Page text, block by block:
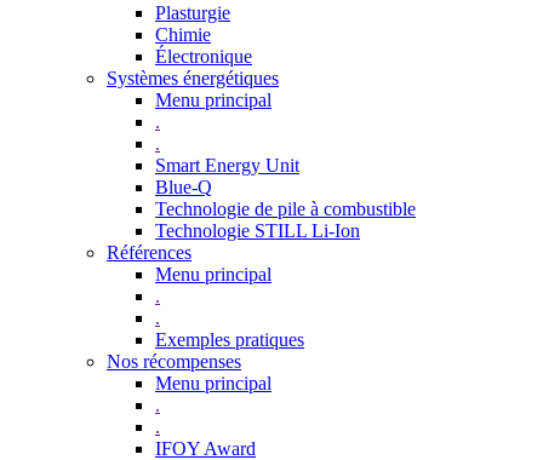
Plasturgie
Chimie
Électronique
Systèmes énergétiques
Menu principal
.
.
Smart Energy Unit
Blue-Q
Technologie de pile à combustible
Technologie STILL Li-Ion
Références
Menu principal
.
.
Exemples pratiques
Nos récompenses
Menu principal
.
.
IFOY Award